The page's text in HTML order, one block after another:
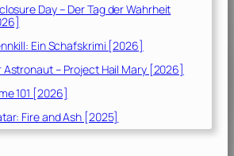
Day – Der Tag der Wahrheit
Ein Schafskrimi [2026]
Astronaut – Project Hail Mary [2026]
101 [2026]
Fire and Ash [2025]